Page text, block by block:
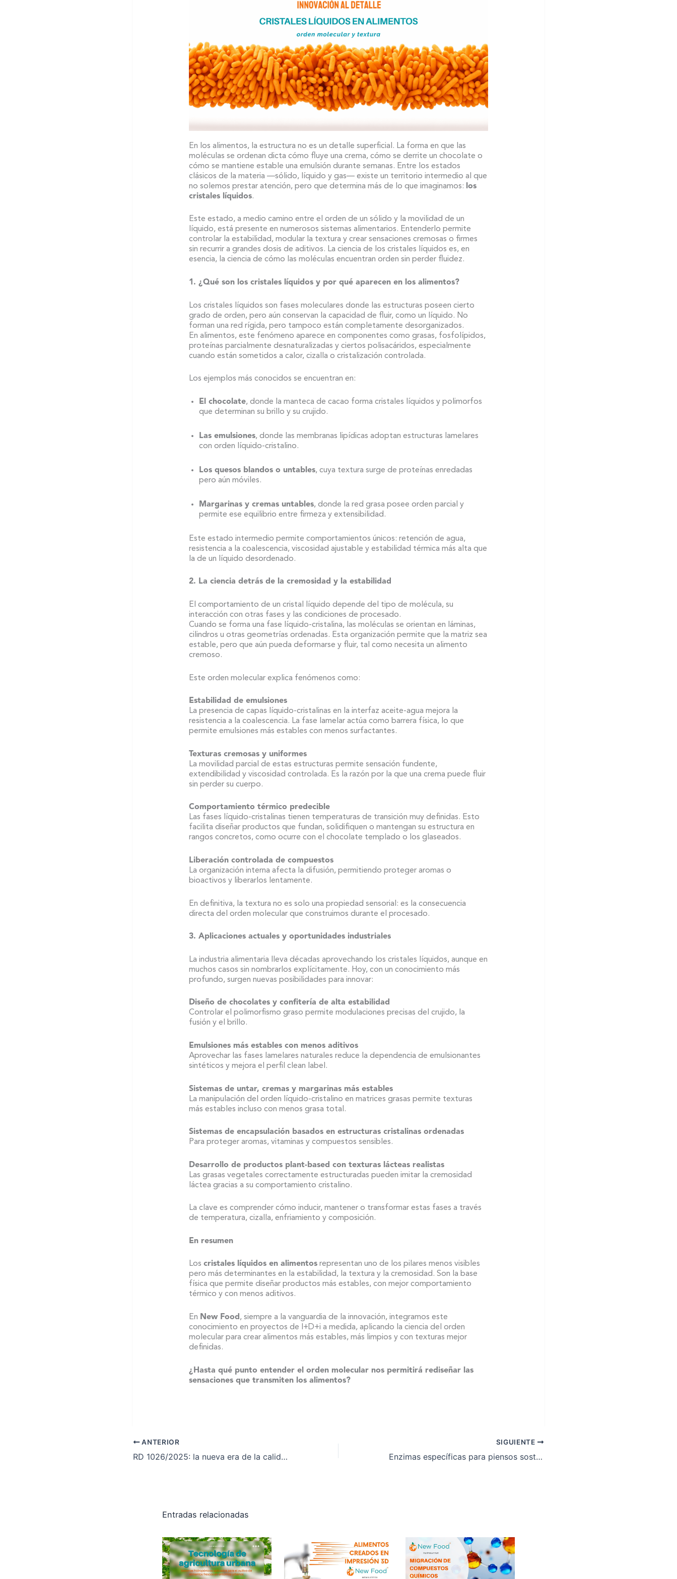
En los alimentos, la estructura no es un detalle superficial. La forma en que las
moléculas se ordenan dicta cómo fluye una crema, cómo se derrite un chocolate o
cómo se mantiene estable una emulsión durante semanas. Entre los estados
clásicos de la materia —sólido, líquido y gas— existe un territorio intermedio al que
no solemos prestar atención, pero que determina más de lo que imaginamos: los
cristales líquidos.
Este estado, a medio camino entre el orden de un sólido y la movilidad de un
líquido, está presente en numerosos sistemas alimentarios. Entenderlo permite
controlar la estabilidad, modular la textura y crear sensaciones cremosas o firmes
sin recurrir a grandes dosis de aditivos. La ciencia de los cristales líquidos es, en
esencia, la ciencia de cómo las moléculas encuentran orden sin perder fluidez.
1. ¿Qué son los cristales líquidos y por qué aparecen en los alimentos?
Los cristales líquidos son fases moleculares donde las estructuras poseen cierto
grado de orden, pero aún conservan la capacidad de fluir, como un líquido. No
forman una red rígida, pero tampoco están completamente desorganizados.
En alimentos, este fenómeno aparece en componentes como grasas, fosfolípidos,
proteínas parcialmente desnaturalizadas y ciertos polisacáridos, especialmente
cuando están sometidos a calor, cizalla o cristalización controlada.
Los ejemplos más conocidos se encuentran en:
El chocolate, donde la manteca de cacao forma cristales líquidos y polimorfos
que determinan su brillo y su crujido.
Las emulsiones, donde las membranas lipídicas adoptan estructuras lamelares
con orden líquido-cristalino.
Los quesos blandos o untables, cuya textura surge de proteínas enredadas
pero aún móviles.
Margarinas y cremas untables, donde la red grasa posee orden parcial y
permite ese equilibrio entre firmeza y extensibilidad.
Este estado intermedio permite comportamientos únicos: retención de agua,
resistencia a la coalescencia, viscosidad ajustable y estabilidad térmica más alta que
la de un líquido desordenado.
2. La ciencia detrás de la cremosidad y la estabilidad
El comportamiento de un cristal líquido depende del tipo de molécula, su
interacción con otras fases y las condiciones de procesado.
Cuando se forma una fase líquido-cristalina, las moléculas se orientan en láminas,
cilindros u otras geometrías ordenadas. Esta organización permite que la matriz sea
estable, pero que aún pueda deformarse y fluir, tal como necesita un alimento
cremoso.
Este orden molecular explica fenómenos como:
Estabilidad de emulsiones
La presencia de capas líquido-cristalinas en la interfaz aceite-agua mejora la
resistencia a la coalescencia. La fase lamelar actúa como barrera física, lo que
permite emulsiones más estables con menos surfactantes.
Texturas cremosas y uniformes
La movilidad parcial de estas estructuras permite sensación fundente,
extendibilidad y viscosidad controlada. Es la razón por la que una crema puede fluir
sin perder su cuerpo.
Comportamiento térmico predecible
Las fases líquido-cristalinas tienen temperaturas de transición muy definidas. Esto
facilita diseñar productos que fundan, solidifiquen o mantengan su estructura en
rangos concretos, como ocurre con el chocolate templado o los glaseados.
Liberación controlada de compuestos
La organización interna afecta la difusión, permitiendo proteger aromas o
bioactivos y liberarlos lentamente.
En definitiva, la textura no es solo una propiedad sensorial: es la consecuencia
directa del orden molecular que construimos durante el procesado.
3. Aplicaciones actuales y oportunidades industriales
La industria alimentaria lleva décadas aprovechando los cristales líquidos, aunque en
muchos casos sin nombrarlos explícitamente. Hoy, con un conocimiento más
profundo, surgen nuevas posibilidades para innovar:
Diseño de chocolates y confitería de alta estabilidad
Controlar el polimorfismo graso permite modulaciones precisas del crujido, la
fusión y el brillo.
Emulsiones más estables con menos aditivos
Aprovechar las fases lamelares naturales reduce la dependencia de emulsionantes
sintéticos y mejora el perfil clean label.
Sistemas de untar, cremas y margarinas más estables
La manipulación del orden líquido-cristalino en matrices grasas permite texturas
más estables incluso con menos grasa total.
Sistemas de encapsulación basados en estructuras cristalinas ordenadas
Para proteger aromas, vitaminas y compuestos sensibles.
Desarrollo de productos plant-based con texturas lácteas realistas
Las grasas vegetales correctamente estructuradas pueden imitar la cremosidad
láctea gracias a su comportamiento cristalino.
La clave es comprender cómo inducir, mantener o transformar estas fases a través
de temperatura, cizalla, enfriamiento y composición.
En resumen
Los cristales líquidos en alimentosrepresentan uno de los pilares menos visibles
pero más determinantes en la estabilidad, la textura y la cremosidad. Son la base
física que permite diseñar productos más estables, con mejor comportamiento
térmico y con menos aditivos.
En New Food , siempre a la vanguardia de la innovación, integramos este
conocimiento en proyectos de I+D+i a medida, aplicando la ciencia del orden
molecular para crear alimentos más estables, más limpios y con texturas mejor
definidas.
¿Hasta qué punto entender el orden molecular nos permitirá rediseñar las
sensaciones que transmiten los alimentos?
ANTERIOR
RD 1026/2025: la nueva era de la calidad en zumos, confituras y leche deshidratada
SIGUIENTE
Enzimas específicas para piensos sostenibles: Avances en fitasas, xylanasas y proteasas diseñadas para aumentar la biodisponibilidad y reducir el impacto ambiental
Entradas relacionadas